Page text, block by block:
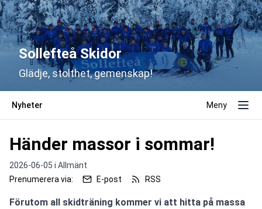
Sollefteå Skidor
Glädje, stolthet, gemenskap!
Nyheter Meny
Händer massor i sommar!
2026-06-05 i Allmänt
Prenumerera via:
E-post RSS
Förutom all skidträning kommer vi att hitta på massa